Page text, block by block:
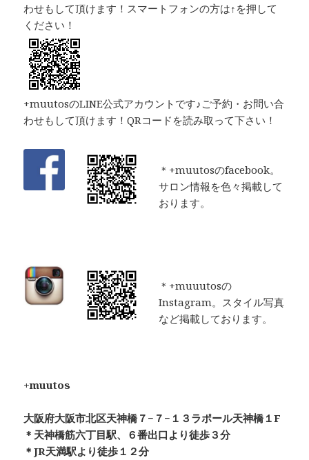
わせもして頂けます！スマートフォンの方は↑を押して
ください！
+muutosのLINE公式アカウントです♪ご予約・お問い合
わせもして頂けます！QRコードを読み取って下さい！
＊+muutosのfacebook。
サロン情報を色々掲載して
おります。
＊+muuutosの
Instagram。スタイル写真
など掲載しております。
+muutos
大阪府大阪市北区天神橋７−７−１３ラポール天神橋１F
＊天神橋筋六丁目駅、６番出口より徒歩３分
＊JR天満駅より徒歩１２分